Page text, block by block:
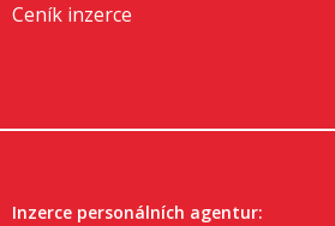
Ceník inzerce
Inzerce personálních agentur: